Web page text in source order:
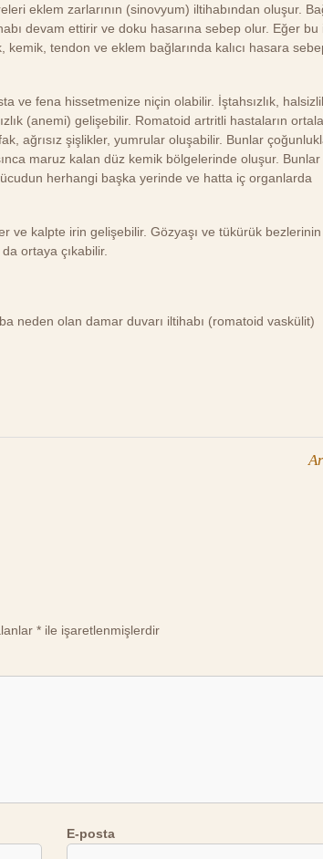
eklem zarlarının (sinovyum) iltihabından oluşur.
devam ettirir ve doku hasarına sebep olur. Eğer bu
tendon ve eklem bağlarında kalıcı hasara
ve fena hissetmenize niçin olabilir. İştahsızlık,
(anemi) gelişebilir. Romatoid artritli hastaların
ağrısız şişlikler, yumrular oluşabilir. Bunlar
maruz kalan düz kemik bölgelerinde oluşur. Bunlar
herhangi başka yerinde ve hatta iç organlarda
ve kalpte irin gelişebilir. Gözyaşı ve tükürük bezlerinin
ortaya çıkabilir.
neden olan damar duvarı iltihabı (romatoid vaskülit)
* ile işaretlenmişlerdir
E-posta